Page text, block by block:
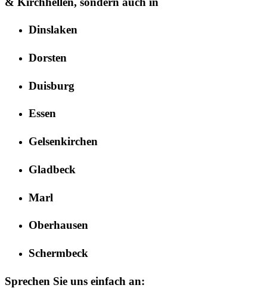
Dinslaken
Dorsten
Duisburg
Essen
Gelsenkirchen
Gladbeck
Marl
Oberhausen
Schermbeck
Sprechen Sie uns einfach an: